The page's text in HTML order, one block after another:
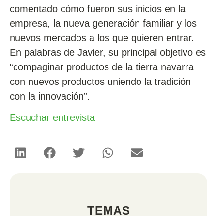
comentado cómo fueron sus inicios en la
empresa, la nueva generación familiar y los
nuevos mercados a los que quieren entrar.
En palabras de Javier, su principal objetivo es
“compaginar productos de la tierra navarra
con nuevos productos uniendo la tradición
con la innovación”.
Escuchar entrevista
TEMAS